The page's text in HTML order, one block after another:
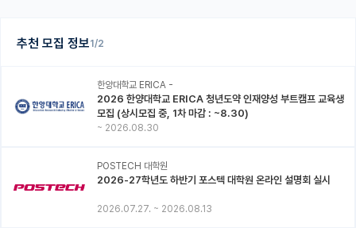
추천 모집 정보1/2
한양대학교 ERICA -
2026 한양대학교 ERICA 청년도약 인재양성 부트캠프 교육생
모집 (상시모집 중, 1차 마감 : ~8.30)
~ 2026.08.30
POSTECH 대학원
2026-27학년도 하반기 포스텍 대학원 온라인 설명회 실시
2026.07.27. ~ 2026.08.13